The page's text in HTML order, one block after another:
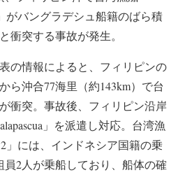
がバングラデシュ船籍のばら積
衝突する事故が発生。
の情報によると、フィリピンの
ら沖合77海里（約143km）で台
衝突。事故後、フィリピン沿岸
」を派遣し対応。台湾漁
」には、インドネシア国籍の乗
2人が乗船しており、船体の確